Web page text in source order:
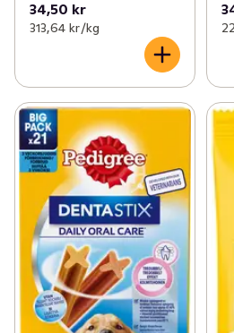
34,50 kr
313,64 kr /kg